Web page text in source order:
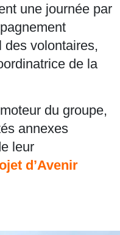
une journée par
des volontaires,
de la
du groupe,
annexes
leur
d’Avenir